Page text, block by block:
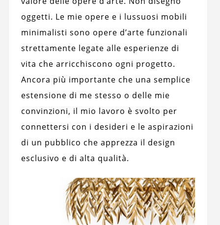
oggetti. Le mie opere e i lussuosi mobili
minimalisti sono opere d’arte funzionali
strettamente legate alle esperienze di
vita che arricchiscono ogni progetto.
Ancora più importante che una semplice
estensione di me stesso o delle mie
convinzioni, il mio lavoro è svolto per
connettersi con i desideri e le aspirazioni
di un pubblico che apprezza il design
esclusivo e di alta qualità.